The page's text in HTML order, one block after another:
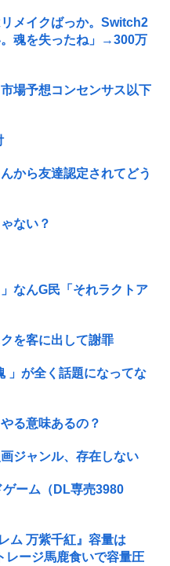
メイクばっか。Switch2
魂を失ったね」→300万
場予想コンセンサス以下
から友達認定されてどう
ない？
なんG民「それラクトア
を客に出して謝罪
」が全く話題になってな
る意味あるの？
ジャンル、存在しない
ーム（DL専売3980
ム 万紫千紅』容量は
レージ馬鹿食いで容量圧